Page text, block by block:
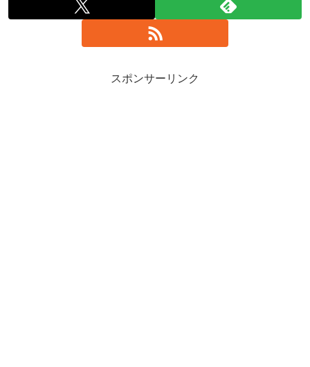
スポンサーリンク